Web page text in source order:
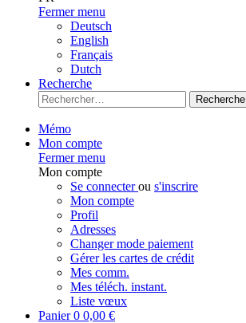
Fermer menu
Deutsch
English
Français
Dutch
Recherche
Recherche
Mémo
Mon compte
Fermer menu
Mon compte
Se connecterou s'inscrire
Mon compte
Profil
Adresses
Changer mode paiement
Gérer les cartes de crédit
Mes comm.
Mes téléch. instant.
Liste vœux
Panier0 0,00 €